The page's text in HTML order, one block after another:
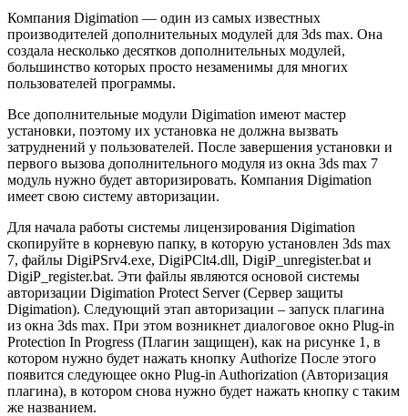
Компания Digimation — один из самых известных
производителей дополнительных модулей для 3ds max. Она
создала несколько десятков дополнительных модулей,
большинство которых просто незаменимы для многих
пользователей программы.
Все дополнительные модули Digimation имеют мастер
установки, поэтому их установка не должна вызвать
затруднений у пользователей. После завершения установки и
первого вызова дополнительного модуля из окна 3ds max 7
модуль нужно будет авторизировать. Компания Digimation
имеет свою систему авторизации.
Для начала работы системы лицензирования Digimation
скопируйте в корневую папку, в которую установлен 3ds max
7, файлы DigiPSrv4.exe, DigiPClt4.dll, DigiP_unregister.bat и
DigiP_register.bat. Эти файлы являются основой системы
авторизации Digimation Protect Server (Сервер защиты
Digimation). Следующий этап авторизации – запуск плагина
из окна 3ds max. При этом возникнет диалоговое окно Plug-in
Protection In Progress (Плагин защищен), как на рисунке 1, в
котором нужно будет нажать кнопку Authorize После этого
появится следующее окно Plug-in Authorization (Авторизация
плагина), в котором снова нужно будет нажать кнопку с таким
же названием.